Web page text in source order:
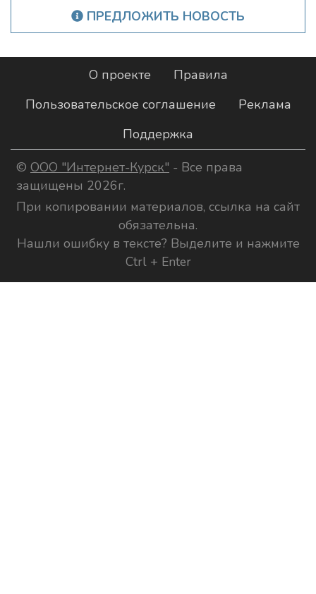
ПРЕДЛОЖИТЬ НОВОСТЬ
О проекте
Правила
Пользовательское соглашение
Реклама
Поддержка
© ООО "Интернет-Курск" - Все права
защищены 2026г.
При копировании материалов, ссылка на сайт
обязательна.
Нашли ошибку в тексте? Выделите и нажмите
Ctrl + Enter